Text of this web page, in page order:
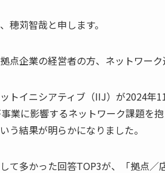
穂苅智哉と申します。
点企業の経営者の方、ネットワー
トイニシアティブ（IIJ）が2024
業に影響するネットワーク課題を
う結果が明らかになりました。
て多かった回答TOP3が、「拠点